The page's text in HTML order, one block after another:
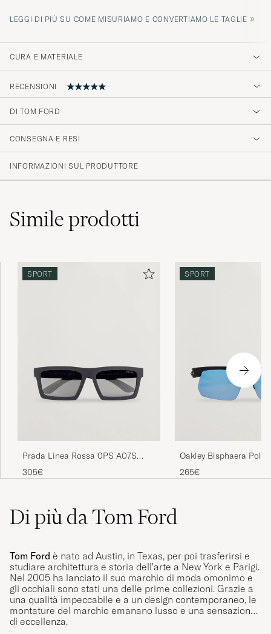
LEGGI DI PIÙ SU COME MISURIAMO E CONVERTIAMO LE TAGLIE »
CURA E MATERIALE
RECENSIONI
Meget elegante og stilfulde
DAVID J ACQUISTATO IL SU CAREOFCARL.DK
DI TOM FORD
CONSEGNA E RESI
INFORMAZIONI SUL PRODUTTORE
Simileprodotti
SPORT
Prada Linea Rossa 0PS A07S
Sunglasses Grey/Black
305€
SPORT
Oakley Bisphaera
Sunglasses Matte Black
265€
Di più da Tom Ford
Tom Ford è nato ad Austin, in Texas, per poi trasferirsi e
studiare architettura e storia dell'arte a New York e Parigi.
Nel 2005 ha lanciato il suo marchio di moda omonimo e
gli occhiali sono stati una delle prime collezioni. Grazie a
una qualità impeccabile e a un design contemporaneo, le
montature del marchio emanano lusso e una sensazione
di eccellenza.